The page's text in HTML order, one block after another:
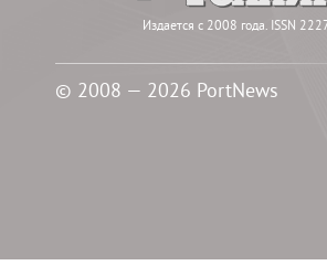
Издается с 2008 года. ISSN
© 2008 — 2026 PortNews